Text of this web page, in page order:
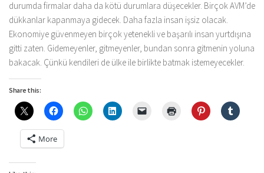
durumda firmalar daha da kötü durumlara düşecekler. Birçok AVM’de
dükkanlar kapanmaya gidecek. Daha fazla insan işsiz olacak.
Ekonomiye güvenmeyen birçok yetenekli ve başarılı insan yurtdışına
gitti zaten. Gidemeyenler, gitmeyenler, bundan sonra gitmenin yoluna
bakacak. Çünkü kendileri de ülke ile birlikte batmak istemeyecekler.
Share this:
More